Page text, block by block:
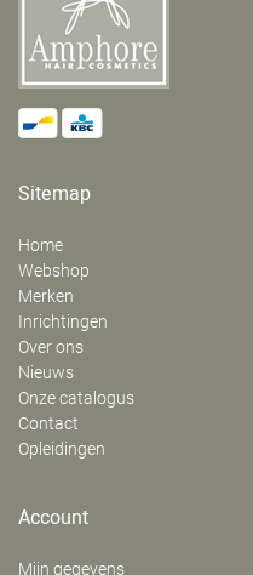
Sitemap
Home
Webshop
Merken
Inrichtingen
Over ons
Nieuws
Onze catalogus
Contact
Opleidingen
Account
Mijn gegevens